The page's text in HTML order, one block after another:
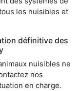
les nuisibles et
définitive des
nuisibles ne
nos
en charge.